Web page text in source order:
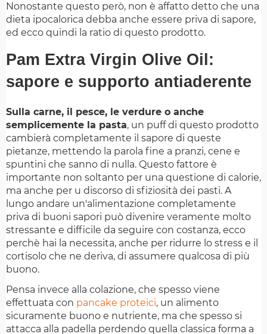
Nonostante questo però, non è affatto detto che una
dieta ipocalorica debba anche essere priva di sapore,
ed ecco quindi la ratio di questo prodotto.
Pam Extra Virgin Olive Oil:
sapore e supporto antiaderente
Sulla carne, il pesce, le verdure o anche
semplicemente la pasta, un puff di questo prodotto
cambierà completamente il sapore di queste
pietanze, mettendo la parola fine a pranzi, cene e
spuntini che sanno di nulla. Questo fattore è
importante non soltanto per una questione di calorie,
ma anche per u discorso di sfiziosità dei pasti. A
lungo andare un'alimentazione completamente
priva di buoni sapori può divenire veramente molto
stressante e difficile da seguire con costanza, ecco
perchè hai la necessita, anche per ridurre lo stress e il
cortisolo che ne deriva, di assumere qualcosa di più
buono.
Pensa invece alla colazione, che spesso viene
effettuata con pancake proteici, un alimento
sicuramente buono e nutriente, ma che spesso si
attacca alla padella perdendo quella classica forma a